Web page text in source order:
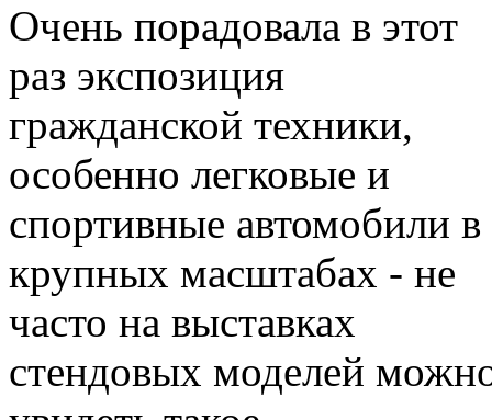
Очень порадовала в этот
раз экспозиция
гражданской техники,
особенно легковые и
спортивные автомобили в
крупных масштабах - не
часто на выставках
стендовых моделей